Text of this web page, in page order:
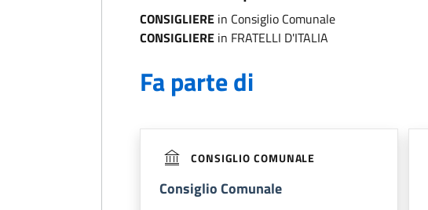
CONSIGLIERE in Consiglio Comunale
CONSIGLIERE in FRATELLI D'ITALIA
Fa parte di
CONSIGLIO COMUNALE
Consiglio Comunale